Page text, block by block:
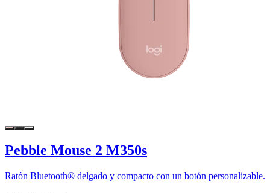
Pebble Mouse 2 M350s
Ratón Bluetooth® delgado y compacto con un botón personalizable.